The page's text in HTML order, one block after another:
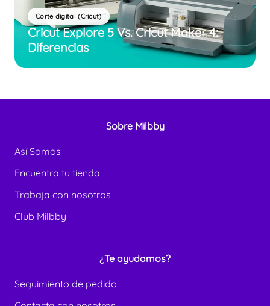
Corte digital (Cricut)
Cricut Explore 5 Vs. Cricut Maker 4:
Diferencias
Sobre Milbby
Así Somos
Encuentra tu tienda
Trabaja con nosotros
Club Milbby
¿Te ayudamos?
Seguimiento de pedido